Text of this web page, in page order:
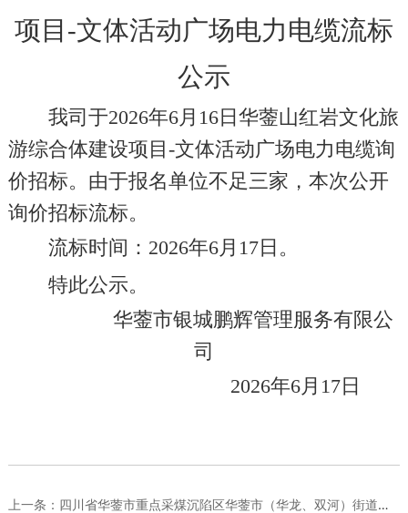
项目 -文体活动广场电力电缆流标
公示
我司于2026年6月 16日华蓥山红岩文化旅
游综合体建设项目-文体活动广场电力电缆询
价招标。由于报名单位不足三家，本次公开
询价招标流标。
流标时间： 2026年6月 17日。
特此公示。
华蓥市银城鹏辉管理服务有限公
司
2026年6月 17日
上一条： 四川省华蓥市重点采煤沉陷区华蓥市（华龙、双河）街道（蓥西、栋...